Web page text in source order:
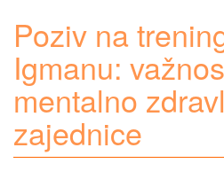
Poziv na
Igmanu:
mentalno
zajednice